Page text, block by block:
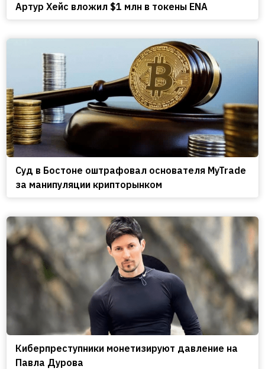
Артур Хейс вложил $1 млн в токены ENA
Cуд в Бостоне оштрафовал основателя MyTrade
за манипуляции крипторынком
Киберпреступники монетизируют давление на
Павла Дурова